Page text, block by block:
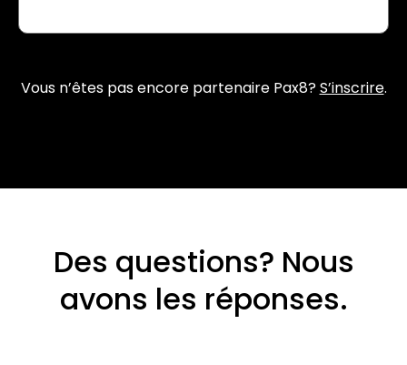
Vous n’êtes pas encore partenaire Pax8?S’inscrire.
Des questions? Nous
avons les réponses.